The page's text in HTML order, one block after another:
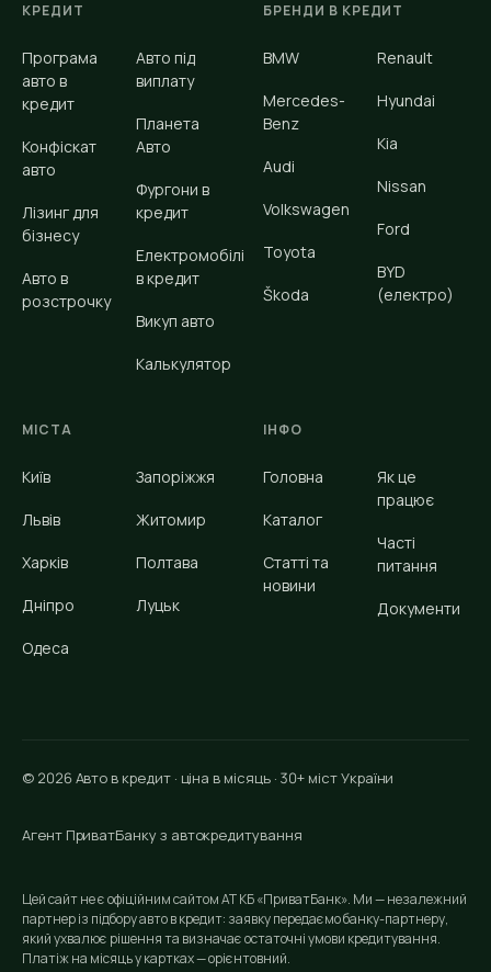
КРЕДИТ
Програма
авто в
кредит
Конфіскат
авто
Лізинг для
бізнесу
Авто в
розстрочку
Авто під
виплату
Планета
Авто
Фургони в
кредит
Електромобілі
в кредит
Викуп авто
Калькулятор
БРЕНДИ В КРЕДИТ
BMW
Mercedes-
Benz
Audi
Volkswagen
Toyota
Škoda
Renault
Hyundai
Kia
Nissan
Ford
BYD
(електро)
МІСТА
Київ
Львів
Харків
Дніпро
Одеса
Запоріжжя
Житомир
Полтава
Луцьк
ІНФО
Головна
Каталог
Статті та
новини
Як це
працює
Часті
питання
Документи
© 2026 Авто в кредит · ціна в місяць · 30+ міст України
Агент ПриватБанку з автокредитування
Цей сайт не є офіційним сайтом АТ КБ «ПриватБанк». Ми — незалежний
партнер із підбору авто в кредит: заявку передаємо банку-партнеру,
який ухвалює рішення та визначає остаточні умови кредитування.
Платіж на місяць у картках — орієнтовний.